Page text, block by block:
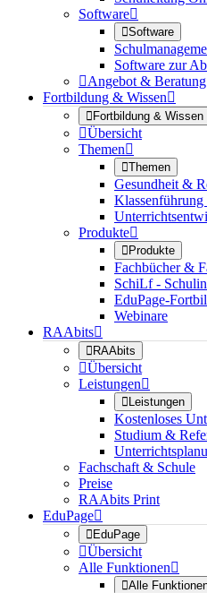
Software
Software
Software zur
Angebot & Beratung
Fortbildung & Wissen
Fortbildung & Wissen
Übersicht
Themen
Themen
Gesundheit &
Produkte
Produkte
Fachbücher &
SchiLf -
EduPage-
Webinare
RAAbits
RAAbits
Übersicht
Leistungen
Leistungen
Kostenloses
Studium &
Fachschaft & Schule
Preise
RAAbits Print
EduPage
EduPage
Übersicht
Alle Funktionen
Alle